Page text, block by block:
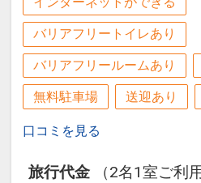
バリアフリートイレあり
バリアフリールームあり
無料駐車場 送迎あり
口コミを見る
旅行代金
（2名1室ご利